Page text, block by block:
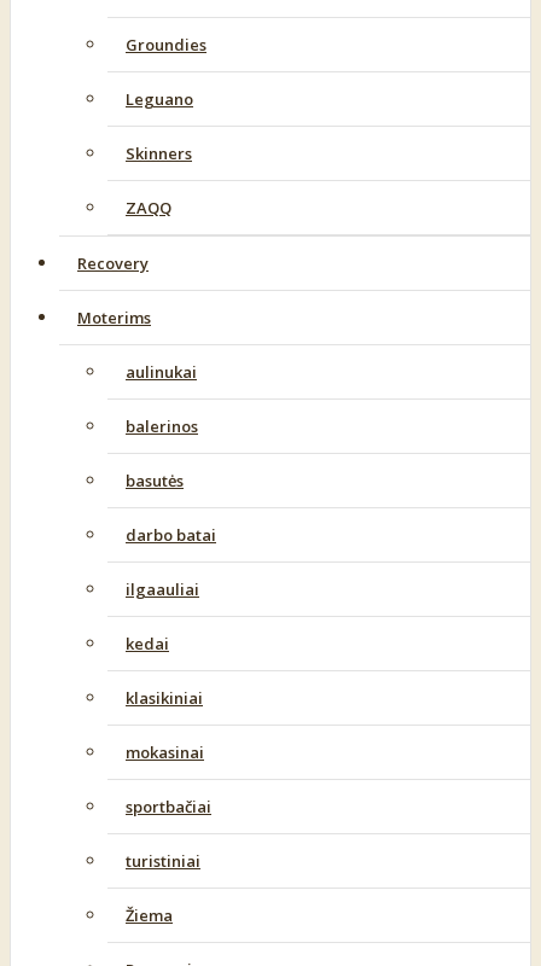
Groundies
Leguano
Skinners
ZAQQ
Recovery
Moterims
aulinukai
balerinos
basutės
darbo batai
ilgaauliai
kedai
klasikiniai
mokasinai
sportbačiai
turistiniai
Žiema